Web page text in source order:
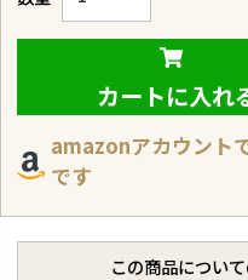
カートに入れ
amazonアカウント
です
この商品につい